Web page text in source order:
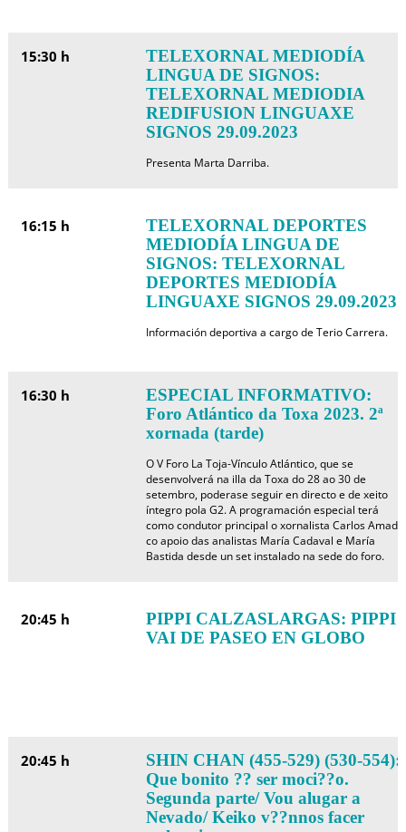
15:30 h
TELEXORNAL MEDIODÍA
LINGUA DE SIGNOS:
TELEXORNAL MEDIODIA
REDIFUSION LINGUAXE
SIGNOS 29.09.2023
Presenta Marta Darriba.
16:15 h
TELEXORNAL DEPORTES
MEDIODÍA LINGUA DE
SIGNOS: TELEXORNAL
DEPORTES MEDIODÍA
LINGUAXE SIGNOS 29.09.2023
Información deportiva a cargo de Terio Carrera.
16:30 h
ESPECIAL INFORMATIVO:
Foro Atlántico da Toxa 2023. 2ª
xornada (tarde)
O V Foro La Toja-Vínculo Atlántico, que se
desenvolverá na illa da Toxa do 28 ao 30 de
setembro, poderase seguir en directo e de xeito
íntegro pola G2. A programación especial terá
como condutor principal o xornalista Carlos Amado,
co apoio das analistas María Cadaval e María
Bastida desde un set instalado na sede do foro.
20:45 h
PIPPI CALZASLARGAS: PIPPI
VAI DE PASEO EN GLOBO
20:45 h
SHIN CHAN (455-529) (530-554):
Que bonito ?? ser moci??o.
Segunda parte/ Vou alugar a
Nevado/ Keiko v??nnos facer